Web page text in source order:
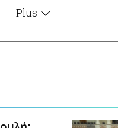
Plus